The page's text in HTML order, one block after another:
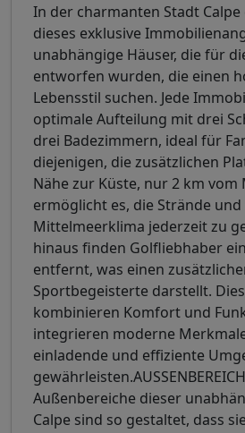
In der charmanten Stadt
dieses exklusive
unabhängige Häuser, die für
entworfen wurden, die einen
Lebensstil suchen. Jede
optimale Aufteilung mit drei
drei Badezimmern, ideal für
diejenigen, die zusätzlichen
Nähe zur Küste, nur 2 km
ermöglicht es, die Strände und
Mittelmeerklima jederzeit zu
hinaus finden Golfliebhaber
entfernt, was einen
Sportbegeisterte darstellt.
kombinieren Komfort und
integrieren moderne
einladende und effiziente
Außenbereiche dieser
Calpe sind so gestaltet, dass